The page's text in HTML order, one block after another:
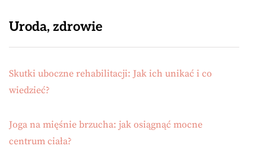
Uroda, zdrowie
Skutki uboczne rehabilitacji: Jak ich unikać i co
wiedzieć?
Joga na mięśnie brzucha: jak osiągnąć mocne
centrum ciała?